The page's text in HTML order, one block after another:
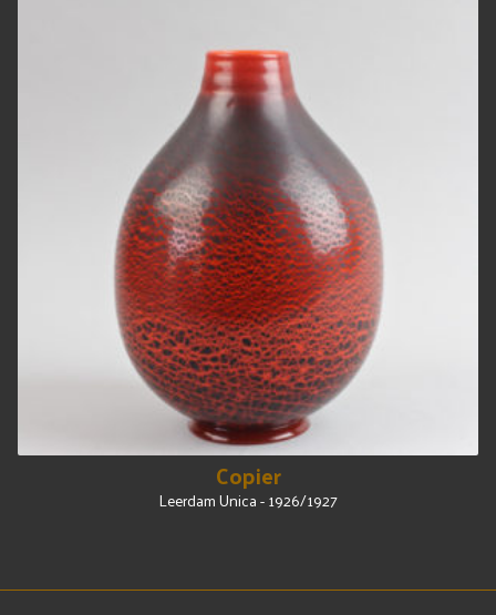
Copier
Leerdam Unica - 1926/1927